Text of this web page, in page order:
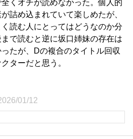
くオチが読めなかった。個人的
詰め込まれていて楽しめたが、
く読む人にとってはどうなのか分
で読むと逆に坂口姉妹の存在は
たが、Dの複合のタイトル回収
ターだと思う。
01/12